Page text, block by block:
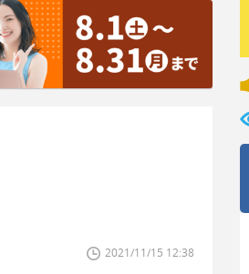
2021/11/15 12:38